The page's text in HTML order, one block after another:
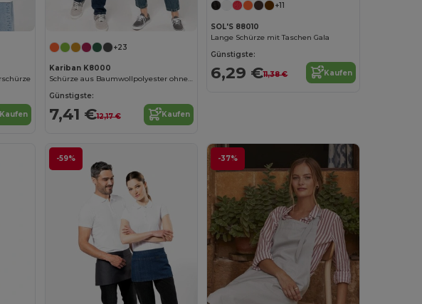
Kaufen
+23
Kariban K8000
Schürze aus Baumwollpolyester ohne Tasche
Günstigste:
7,41 €12,17 € Kaufen
+11
SOL'S 88010
Lange Schürze mit Taschen Gala
Günstigste:
6,29 €11,38 € Kaufen
-59% -37%